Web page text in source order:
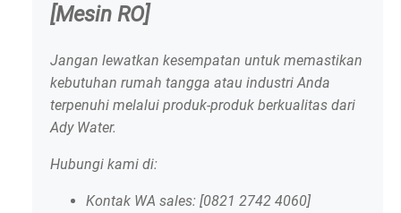
[Mesin RO]
Jangan lewatkan kesempatan untuk memastikan
kebutuhan rumah tangga atau industri Anda
terpenuhi melalui produk-produk berkualitas dari
Ady Water.
Hubungi kami di:
Kontak WA sales: [0821 2742 4060]